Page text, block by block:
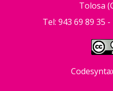
Tolosa
Tel: 943 69 89 35 -